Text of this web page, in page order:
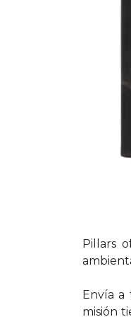
Pillars
Envía a
misión